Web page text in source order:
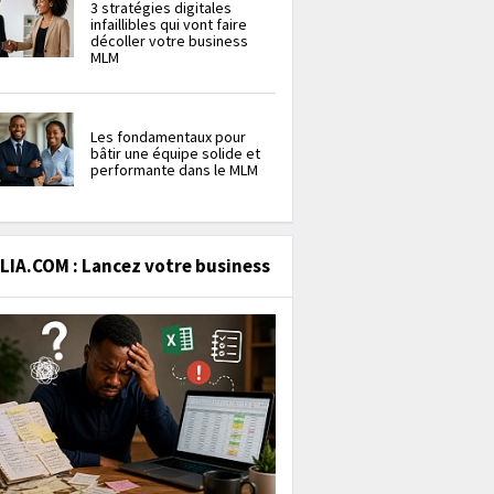
3 stratégies digitales
infaillibles qui vont faire
décoller votre business
MLM
Les fondamentaux pour
bâtir une équipe solide et
performante dans le MLM
: Lancez votre business